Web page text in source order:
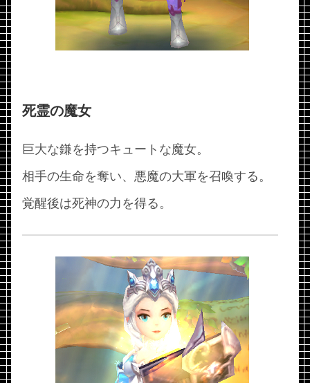
死霊の魔女
巨大な鎌を持つキュートな魔女。
相手の生命を奪い、悪魔の大軍を召喚する。
覚醒後は死神の力を得る。